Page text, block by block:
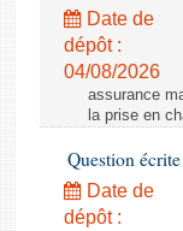
Date de
dépôt :
04/08/2026
assurance
la prise en
Question
Date de
dépôt :